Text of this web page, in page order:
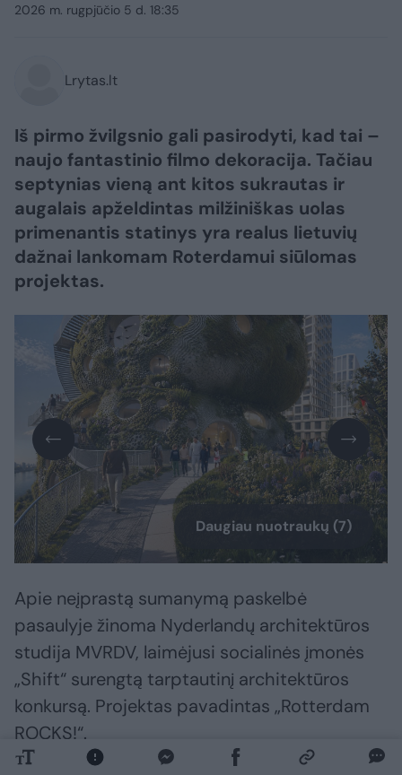
2026 m. rugpjūčio 5 d. 18:35
Lrytas.lt
Iš pirmo žvilgsnio gali pasirodyti, kad tai –
naujo fantastinio filmo dekoracija. Tačiau
septynias vieną ant kitos sukrautas ir
augalais apželdintas milžiniškas uolas
primenantis statinys yra realus lietuvių
dažnai lankomam Roterdamui siūlomas
projektas.
Daugiau nuotraukų (7)
Apie neįprastą sumanymą paskelbė
pasaulyje žinoma Nyderlandų architektūros
studija MVRDV, laimėjusi socialinės įmonės
„Shift“ surengtą tarptautinį architektūros
konkursą. Projektas pavadintas „Rotterdam
ROCKS!“.